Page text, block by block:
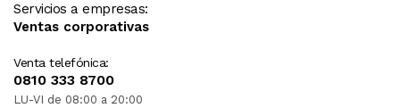
Servicios a empresas:
Ventas corporativas
Venta telefónica:
0810 333 8700
LU-VI de 08:00 a 20:00